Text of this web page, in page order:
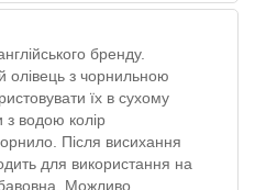
бренду.
олівець з чорнильною
їх в сухому
з водою колір
Після висихання
для використання на
Можливо